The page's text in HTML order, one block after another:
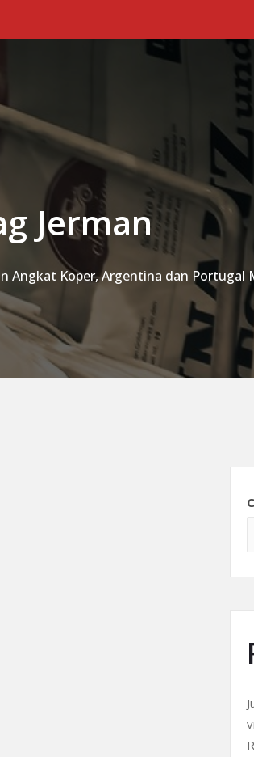
Jerman
Angkat Koper, Argentina dan Portugal